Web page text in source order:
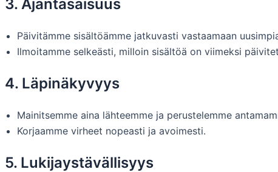
3. Ajantasaisuus
Päivitämme sisältöämme jatkuvasti vastaamaan
Ilmoitamme selkeästi, milloin sisältöä on viimeksi
4. Läpinäkyvyys
Mainitsemme aina lähteemme ja perustelemme
Korjaamme virheet nopeasti ja avoimesti.
5. Lukijaystävällisyys